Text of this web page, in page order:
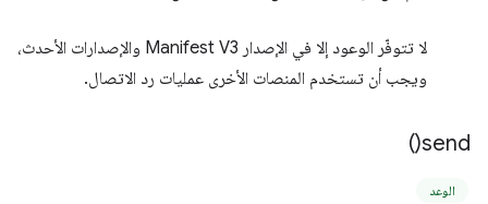
لا تتوفّر الوعود إلا في الإصدار Manifest V3 والإصدارات الأحدث،
ويجب أن تستخدم المنصات الأخرى عمليات رد الاتصال.
send(
)
الوعد